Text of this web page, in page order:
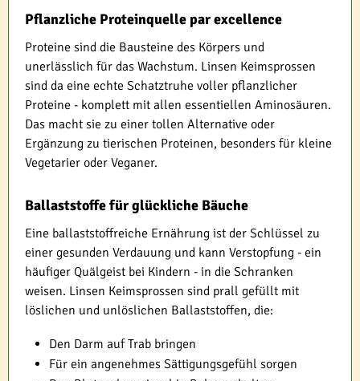
Pflanzliche Proteinquelle par excellence
Proteine sind die Bausteine des Körpers und
unerlässlich für das Wachstum. Linsen Keimsprossen
sind da eine echte Schatztruhe voller pflanzlicher
Proteine - komplett mit allen essentiellen Aminosäuren.
Das macht sie zu einer tollen Alternative oder
Ergänzung zu tierischen Proteinen, besonders für kleine
Vegetarier oder Veganer.
Ballaststoffe für glückliche Bäuche
Eine ballaststoffreiche Ernährung ist der Schlüssel zu
einer gesunden Verdauung und kann Verstopfung - ein
häufiger Quälgeist bei Kindern - in die Schranken
weisen. Linsen Keimsprossen sind prall gefüllt mit
löslichen und unlöslichen Ballaststoffen, die:
Den Darm auf Trab bringen
Für ein angenehmes Sättigungsgefühl sorgen